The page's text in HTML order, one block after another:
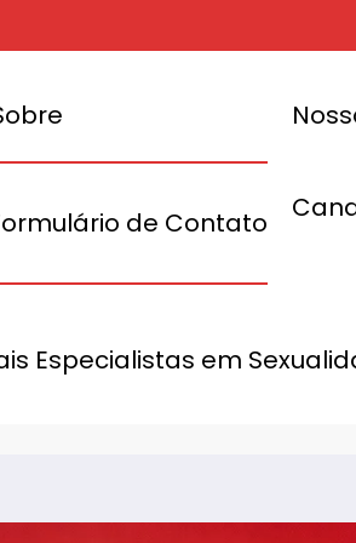
de Contato
Especialistas em
no
ou